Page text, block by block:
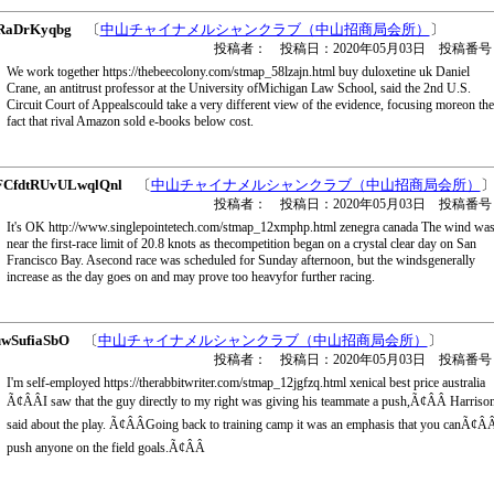
〔中山チャイナメルシャンクラブ（中山招商局会所） 〕
投稿者： 投稿日：2020年05月03日 投稿番号
We work together https://thebeecolony.com/stmap_58lzajn.html buy duloxetine uk Daniel
Crane, an antitrust professor at the University ofMichigan Law School, said the 2nd U.S.
Circuit Court of Appealscould take a very different view of the evidence, focusing moreon the
fact that rival Amazon sold e-books below cost.
〔中山チャイナメルシャンクラブ（中山招商局会所） 〕
投稿者： 投稿日：2020年05月03日 投稿番号
It's OK http://www.singlepointetech.com/stmap_12xmphp.html zenegra canada The wind was
near the first-race limit of 20.8 knots as thecompetition began on a crystal clear day on San
Francisco Bay. Asecond race was scheduled for Sunday afternoon, but the windsgenerally
increase as the day goes on and may prove too heavyfor further racing.
〔中山チャイナメルシャンクラブ（中山招商局会所） 〕
投稿者： 投稿日：2020年05月03日 投稿番号
I'm self-employed https://therabbitwriter.com/stmap_12jgfzq.html xenical best price australia
Ã¢ÂÂI saw that the guy directly to my right was giving his teammate a push,Ã¢ÂÂ
said about the play. Ã¢ÂÂGoing back to training camp it was an emphasis that you
push anyone on the field goals.Ã¢ÂÂ